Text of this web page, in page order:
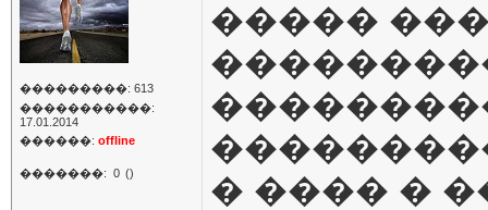
���������: 613
�����������:
17.01.2014
������: offline
�������: 0 ()
�����
� ���� �